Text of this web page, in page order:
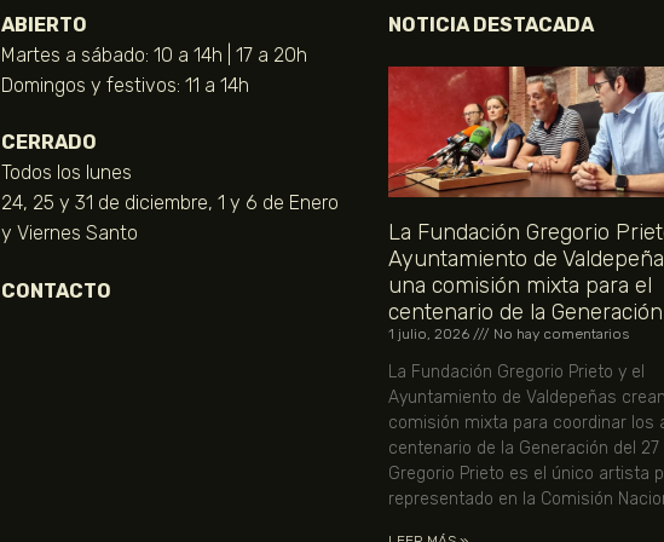
ABIERTO
Martes a sábado: 10 a 14h | 17 a 20h
Domingos y festivos: 11 a 14h
CERRADO
Todos los lunes
24, 25 y 31 de diciembre, 1 y 6 de Enero
y Viernes Santo
CONTACTO
NOTICIA DESTACADA
La Fundación Gregorio
Ayuntamiento de
una comisión mixta para el
centenario de la
1 julio, 2026 No hay comentarios
La Fundación Gregorio Prieto y el
Ayuntamiento de Valdepeñas
comisión mixta para coordinar los
centenario de la Generación del 27
Gregorio Prieto es el único artista
representado en la Comisión